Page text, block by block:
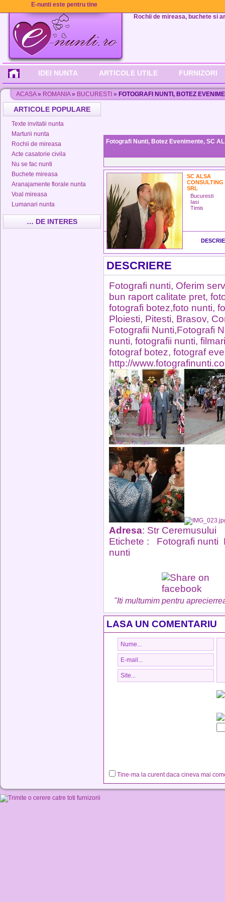
E-nunti este pentru tine
Rochii de mireasa, buchete si
IDEI NUNTA ARTICOLE UTILE FURNIZORI
ACASA» ROMANIA» BUCURESTI » FOTOGRAFI NUNTI, BOTEZ
ARTICOLE POPULARE
Texte invitatii nunta
Marturii nunta
Rochii de mireasa
Acte casatorie civila
Nu se fac nunti
Buchete mireasa
Aranajamente florale nunta
Voal mireasa
Lumanari nunta
… DE INTERES
Fotografi Nunti, Botez Evenimente, SC
SC ALSA
CONSULTING
SRL
Bucuresti
Iasi
Timis
DESCRIERE
Fotografi nunti, Oferim
bun raport calitate pret,
fotografi botez,foto nunti,
Ploiesti, Pitesti, Brasov,
Fotografii Nunti,Fotografi
nunti, fotografii nunti,
fotograf botez, fotograf
http://
Adresa: Str Ceremusului
Etichete :
Fotografi nunti
nunti
"Iti multumim pentru
LASA UN COMENTARIU
Tine-ma la curent daca cineva mai